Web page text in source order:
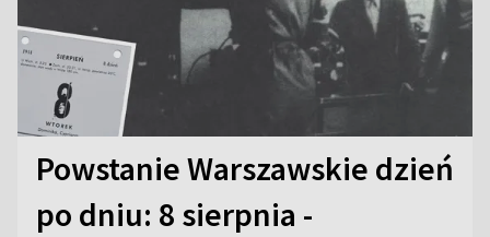
Powstanie Warszawskie dzień
po dniu: 8 sierpnia -